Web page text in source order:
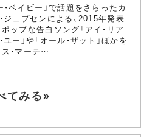
・ベイビー」で話題をさらったカ
ジェプセンによる、2015年発表
ップな告白ソング「アイ・リア
ユー」や「オール・ザット」ほかを
・マーテ…
てみる»